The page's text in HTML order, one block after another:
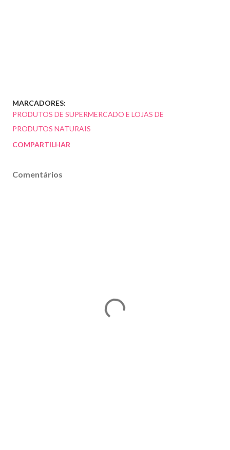
MARCADORES:
PRODUTOS DE SUPERMERCADO E LOJAS DE
PRODUTOS NATURAIS
COMPARTILHAR
Comentários